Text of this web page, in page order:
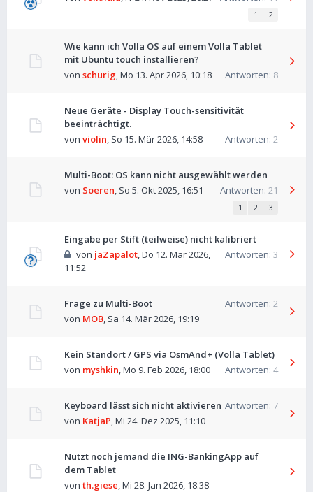
1 2
Wie kann ich Volla OS auf einem Volla Tablet
mit Ubuntu touch installieren?
Antworten: 8
von schurig,Mo 13. Apr 2026, 10:18
Neue Geräte - Display Touch-sensitivität
beeinträchtigt.
Antworten: 2
von violin, So 15. Mär 2026, 14:58
Multi-Boot: OS kann nicht ausgewählt werden
Antworten: 21
von Soeren, So 5. Okt 2025, 16:51
1 2 3
Eingabe per Stift (teilweise) nicht kalibriert
Antworten: 3
von jaZapalot,Do 12. Mär 2026,
11:52
Frage zu Multi-Boot Antworten: 2
von MOB, Sa 14. Mär 2026, 19:19
Kein Standort / GPS via OsmAnd+ (Volla Tablet)
Antworten: 4
von myshkin,Mo 9. Feb 2026, 18:00
Keyboard lässt sich nicht aktivieren Antworten: 7
von KatjaP,Mi 24. Dez 2025, 11:10
Nutzt noch jemand die ING-BankingApp auf
dem Tablet
von th.giese,Mi 28. Jan 2026, 18:38